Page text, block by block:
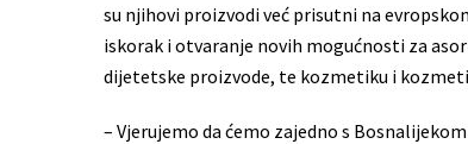
su njihovi proizvodi već prisutni na
iskorak i otvaranje novih mogućnosti za
dijetetske proizvode, te kozmetiku i
– Vjerujemo da ćemo zajedno s